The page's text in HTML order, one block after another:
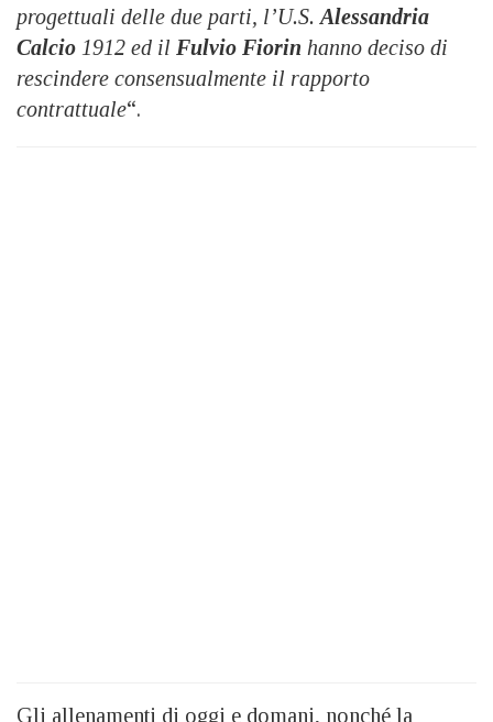
progettuali delle due parti, l’U.S.Alessandria
Calcio 1912 ed il Fulvio Fiorin hanno deciso di
rescindere consensualmente il rapporto
contrattuale“.
Gli allenamenti di oggi e domani, nonché la